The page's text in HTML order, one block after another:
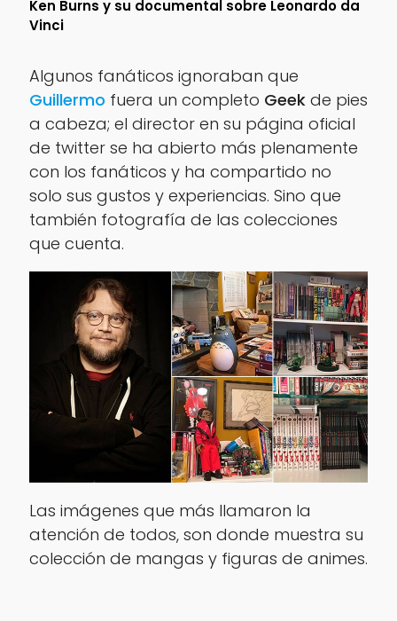
Ken Burns y su documental sobre Leonardo da
Vinci
Algunos fanáticos ignoraban que
Guillermo fuera un completo Geek de pies
a cabeza; el director en su página oficial
de twitter se ha abierto más plenamente
con los fanáticos y ha compartido no
solo sus gustos y experiencias. Sino que
también fotografía de las colecciones
que cuenta.
Las imágenes que más llamaron la
atención de todos, son donde muestra su
colección de mangas y figuras de animes.